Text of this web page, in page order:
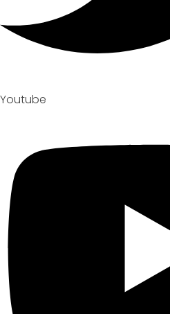
Youtube